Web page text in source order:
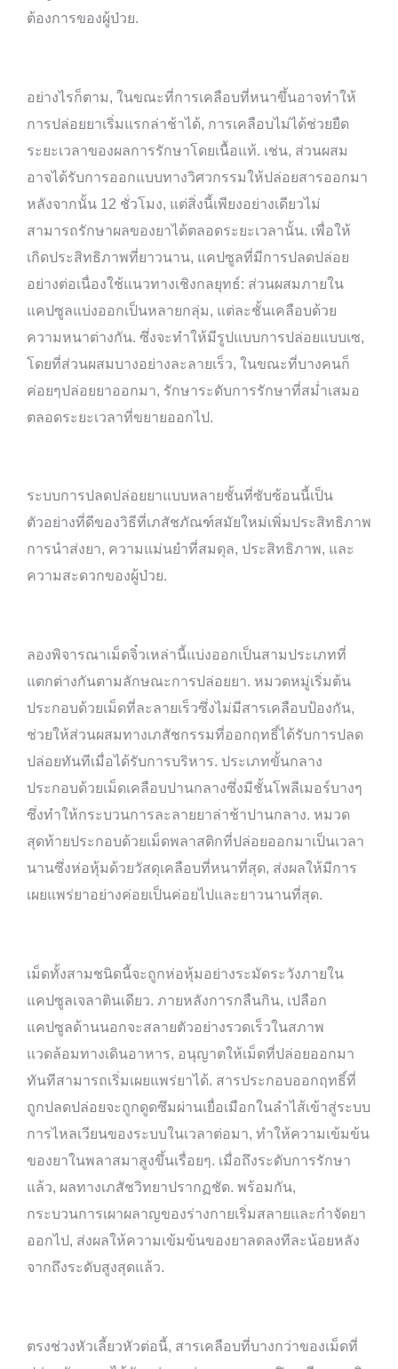
ต้องการของผู้ป่วย.
อย่างไรก็ตาม, ในขณะที่การเคลือบที่หนาขึ้นอาจทำให้
การปล่อยยาเริ่มแรกล่าช้าได้, การเคลือบไม่ได้ช่วยยืด
ระยะเวลาของผลการรักษาโดยเนื้อแท้. เช่น, ส่วนผสม
อาจได้รับการออกแบบทางวิศวกรรมให้ปล่อยสารออกมา
หลังจากนั้น 12 ชั่วโมง, แต่สิ่งนี้เพียงอย่างเดียวไม่
สามารถรักษาผลของยาได้ตลอดระยะเวลานั้น. เพื่อให้
เกิดประสิทธิภาพที่ยาวนาน, แคปซูลที่มีการปลดปล่อย
อย่างต่อเนื่องใช้แนวทางเชิงกลยุทธ์: ส่วนผสมภายใน
แคปซูลแบ่งออกเป็นหลายกลุ่ม, แต่ละชั้นเคลือบด้วย
ความหนาต่างกัน. ซึ่งจะทำให้มีรูปแบบการปล่อยแบบเซ,
โดยที่ส่วนผสมบางอย่างละลายเร็ว, ในขณะที่บางคนก็
ค่อยๆปล่อยยาออกมา, รักษาระดับการรักษาที่สม่ำเสมอ
ตลอดระยะเวลาที่ขยายออกไป.
ระบบการปลดปล่อยยาแบบหลายชั้นที่ซับซ้อนนี้เป็น
ตัวอย่างที่ดีของวิธีที่เภสัชภัณฑ์สมัยใหม่เพิ่มประสิทธิภาพ
การนำส่งยา, ความแม่นยำที่สมดุล, ประสิทธิภาพ, และ
ความสะดวกของผู้ป่วย.
ลองพิจารณาเม็ดจิ๋วเหล่านี้แบ่งออกเป็นสามประเภทที่
แตกต่างกันตามลักษณะการปล่อยยา. หมวดหมู่เริ่มต้น
ประกอบด้วยเม็ดที่ละลายเร็วซึ่งไม่มีสารเคลือบป้องกัน,
ช่วยให้ส่วนผสมทางเภสัชกรรมที่ออกฤทธิ์ได้รับการปลด
ปล่อยทันทีเมื่อได้รับการบริหาร. ประเภทขั้นกลาง
ประกอบด้วยเม็ดเคลือบปานกลางซึ่งมีชั้นโพลีเมอร์บางๆ
ซึ่งทำให้กระบวนการละลายยาล่าช้าปานกลาง. หมวด
สุดท้ายประกอบด้วยเม็ดพลาสติกที่ปล่อยออกมาเป็นเวลา
นานซึ่งห่อหุ้มด้วยวัสดุเคลือบที่หนาที่สุด, ส่งผลให้มีการ
เผยแพร่ยาอย่างค่อยเป็นค่อยไปและยาวนานที่สุด.
เม็ดทั้งสามชนิดนี้จะถูกห่อหุ้มอย่างระมัดระวังภายใน
แคปซูลเจลาตินเดียว. ภายหลังการกลืนกิน, เปลือก
แคปซูลด้านนอกจะสลายตัวอย่างรวดเร็วในสภาพ
แวดล้อมทางเดินอาหาร, อนุญาตให้เม็ดที่ปล่อยออกมา
ทันทีสามารถเริ่มเผยแพร่ยาได้. สารประกอบออกฤทธิ์ที่
ถูกปลดปล่อยจะถูกดูดซึมผ่านเยื่อเมือกในลำไส้เข้าสู่ระบบ
การไหลเวียนของระบบในเวลาต่อมา, ทำให้ความเข้มข้น
ของยาในพลาสมาสูงขึ้นเรื่อยๆ. เมื่อถึงระดับการรักษา
แล้ว, ผลทางเภสัชวิทยาปรากฏชัด. พร้อมกัน,
กระบวนการเผาผลาญของร่างกายเริ่มสลายและกำจัดยา
ออกไป, ส่งผลให้ความเข้มข้นของยาลดลงทีละน้อยหลัง
จากถึงระดับสูงสุดแล้ว.
ตรงช่วงหัวเลี้ยวหัวต่อนี้, สารเคลือบที่บางกว่าของเม็ดที่